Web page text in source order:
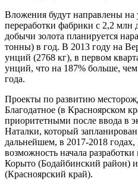
Вложения будут направлены
переработки фабрики с 2,2
добычи золота планируется
тонны) в год. В 2013 году на
унций (2768 кг), в первом
унций, что на 187% больше,
года.
Проекты по развитию
Благодатное (в Красноярском
приоритетными после ввода в
Наталки, который
дальнейшем, в 2017-2018 годах,
возможность начала
Корыто (Бодайбинский район)
(Красноярский край).